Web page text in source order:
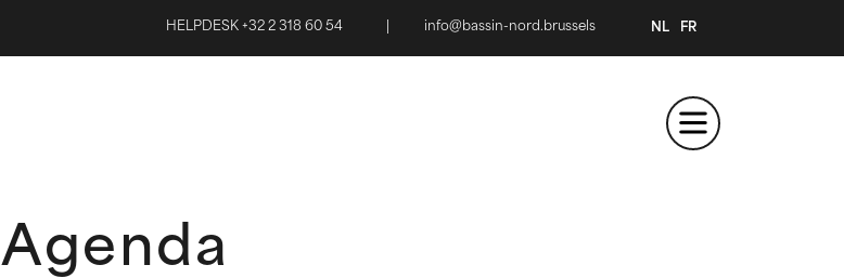
HELPDESK +32 2 318 60 54 info@bassin-nord.brussels NL FR
Agenda